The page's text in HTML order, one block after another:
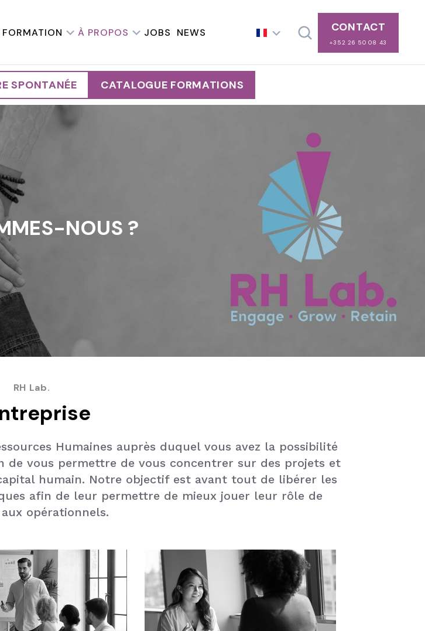
FORMATION À PROPOS JOBS NEWS CONTACT
+352 26 50 08 43
SPONTANÉE CATALOGUE FORMATIONS
NOUS ?
RH Lab.
Humaines auprès duquel vous avez la possibilité
vous permettre de vous concentrer sur des projets et
humain. Notre objectif est avant tout de libérer les
afin de leur permettre de mieux jouer leur rôle de
opérationnels.